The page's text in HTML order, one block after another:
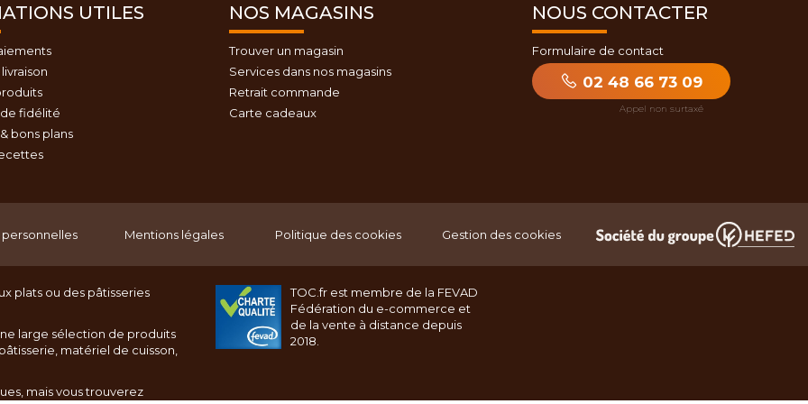
UTILES
fidélité
bons plans
NOS MAGASINS
Trouver un magasin
Services dans nos magasins
Retrait commande
Carte cadeaux
NOUS CONTACTER
Formulaire de contact
02 48 66 73 09
personnelles Mentions légales Politique des cookies Gestion des cookies
plats ou des pâtisseries
large sélection de produits
matériel de cuisson,
mais vous trouverez
TOC.fr est membre de la FEVAD
Fédération du e-commerce et
de la vente à distance depuis
2018.